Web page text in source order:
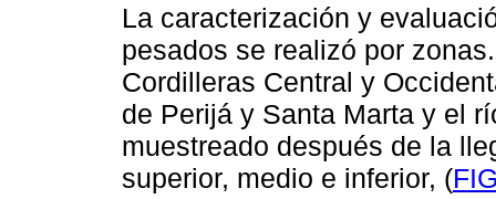
La caracterización y
pesados se realizó por
Cordilleras Central y
de Perijá y Santa Marta y el
muestreado después de la
superior, medio e inferior, (